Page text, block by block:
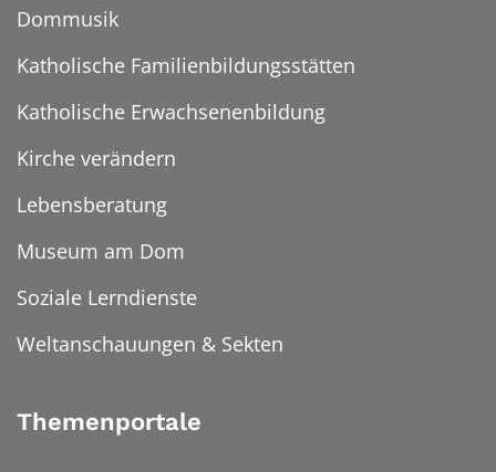
Dommusik
Katholische Familienbildungsstätten
Katholische Erwachsenenbildung
Kirche verändern
Lebensberatung
Museum am Dom
Soziale Lerndienste
Weltanschauungen & Sekten
Themenportale